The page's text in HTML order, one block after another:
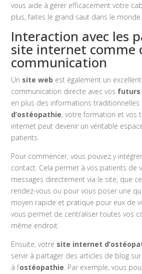
vous aide à gérer efficacement votre
plus, faites le grand saut dans le monde
Interaction avec les
site internet comme
communication
Un site web est également un
communication directe avec vos futurs
en plus des informations traditionnelles
d’ostéopathie, votre formation et vos
internet peut devenir un véritable
patients.
Pour commencer, vous pouvez y
contact. Cela permet à vos patients de
messages directement via le site, que
rendez-vous ou pour vous poser une
moyen rapide et pratique pour eux de
vous permet de centraliser toutes vos
même endroit.
Ensuite, votre site internet
servir à partager des articles de blog
à l’ostéopathie. Par exemple, vous